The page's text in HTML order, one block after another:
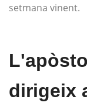
setmana vinent.
dirigeix